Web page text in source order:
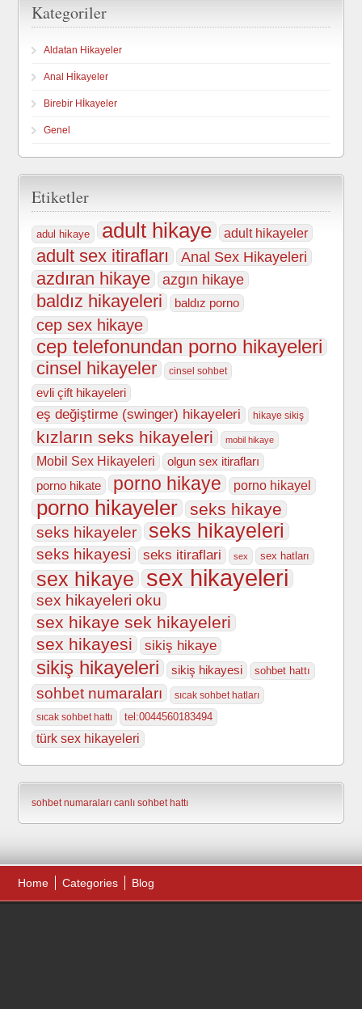
Kategoriler
Aldatan Hikayeler
Anal Hİkayeler
Birebir Hİkayeler
Genel
Etiketler
adul hikaye adult hikaye adult hikayeler
adult sex itirafları Anal Sex Hikayeleri
azdıran hikaye azgın hikaye
baldız hikayeleri baldız porno
cep sex hikaye
cep telefonundan porno hikayeleri
cinsel hikayeler cinsel sohbet
evli çift hikayeleri
eş değiştirme (swinger) hikayeleri hikaye sikiş
kızların seks hikayeleri mobil hikaye
Mobil Sex Hikayeleri
olgun sex itirafları
porno hikate
porno hikaye porno hikayel
porno hikayeler seks hikaye
seks hikayeler seks hikayeleri
seks hikayesi seks itiraflari sex sex hatları
sex hikaye sex hikayeleri
sex hikayeleri oku
sex hikaye sek hikayeleri
sex hikayesi
sikiş hikaye
sikiş hikayeleri sikiş hikayesi sohbet hattı
sohbet numaraları
sıcak sohbet hatları
sıcak sohbet hattı
tel:0044560183494
türk sex hikayeleri
sohbet numaraları canlı sohbet hattı
Home Categories Blog